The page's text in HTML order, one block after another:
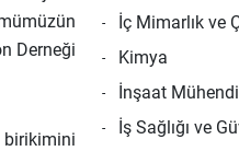
Derneği
İç Mimarlık ve
Kimya
İnşaat
İş Sağlığı ve